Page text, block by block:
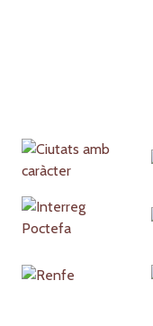
Partners